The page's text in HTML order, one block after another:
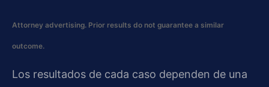
Attorney advertising. Prior results do not guarantee a similar
outcome.
Los resultados de cada caso dependen de una